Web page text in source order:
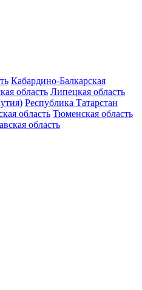
Кабардино-Балкарская
область Липецкая область
Республика Татарстан
область Тюменская область
область